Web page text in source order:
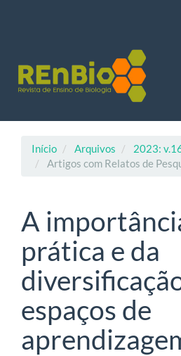
Barra
Lateral
Início Arquivos
2023:
Artigos com Relatos de
A
prática e da
espaços de